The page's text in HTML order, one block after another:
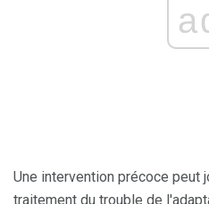
Une intervention précoce peut
traitement du trouble de